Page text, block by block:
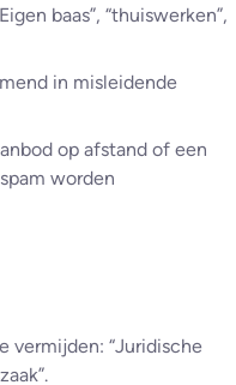
baas”, “thuiswerken”,
in misleidende
op afstand of een
worden
vermijden: “Juridische